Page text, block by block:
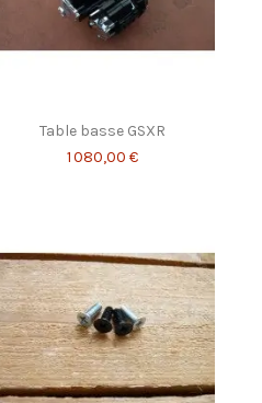
Table basse GSXR
1 080,00 €